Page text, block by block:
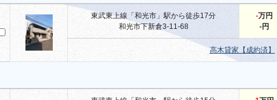
東武東上線「和光市」駅から徒歩17分
和光市下新倉3-11-68
-万円
-円
高木貸家【成約済】